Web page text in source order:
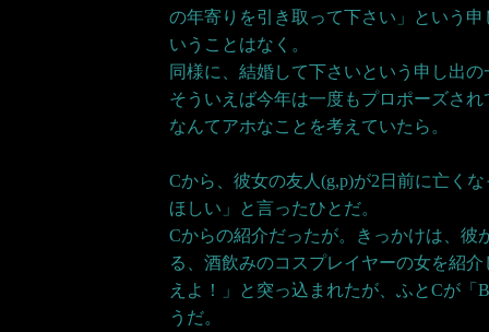
の年寄りを引き取って下さい」という
いうことはなく。
同様に、結婚して下さいという申し出
そういえば今年は一度もプロポーズさ
なんてアホなことを考えていたら。
Cから、彼女の友人(g,p)が2日前に亡く
ほしい」と言ったひとだ。
Cからの紹介だったが。きっかけは、彼
る、酒飲みのコスプレイヤーの女を紹
えよ！」と突っ込まれたが、ふとCが
うだ。